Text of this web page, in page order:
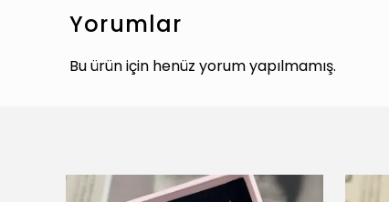
Yorumlar
Bu ürün için henüz yorum yapılmamış.